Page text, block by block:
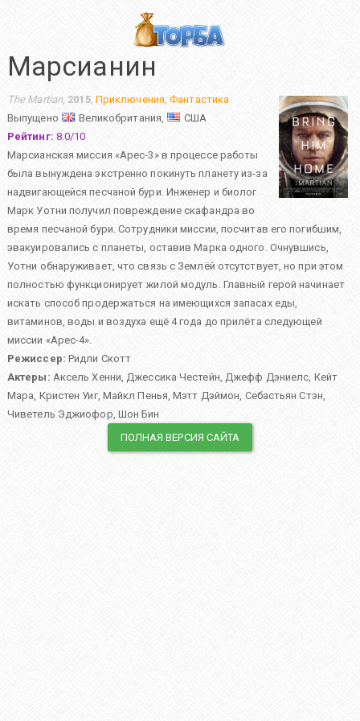
Марсианин
The Martian, 2015, Приключения,Фантастика
Выпущено
Великобритания,
США
Рейтинг: 8.0/10
Марсианская миссия «Арес-3» в процессе работы
была вынуждена экстренно покинуть планету из-за
надвигающейся песчаной бури. Инженер и биолог
Марк Уотни получил повреждение скафандра во
время песчаной бури. Сотрудники миссии, посчитав его погибшим,
эвакуировались с планеты, оставив Марка одного. Очнувшись,
Уотни обнаруживает, что связь с Землёй отсутствует, но при этом
полностью функционирует жилой модуль. Главный герой начинает
искать способ продержаться на имеющихся запасах еды,
витаминов, воды и воздуха ещё 4 года до прилёта следующей
миссии «Арес-4».
Режиссер: Ридли Скотт
Актеры: Аксель Хенни,Джессика Честейн, Джефф Дэниелс, Кейт
Мара, Кристен Уиг, Майкл Пенья,Мэтт Дэймон, Себастьян Стэн,
Чиветель Эджиофор, Шон Бин
ПОЛНАЯ ВЕРСИЯ САЙТА